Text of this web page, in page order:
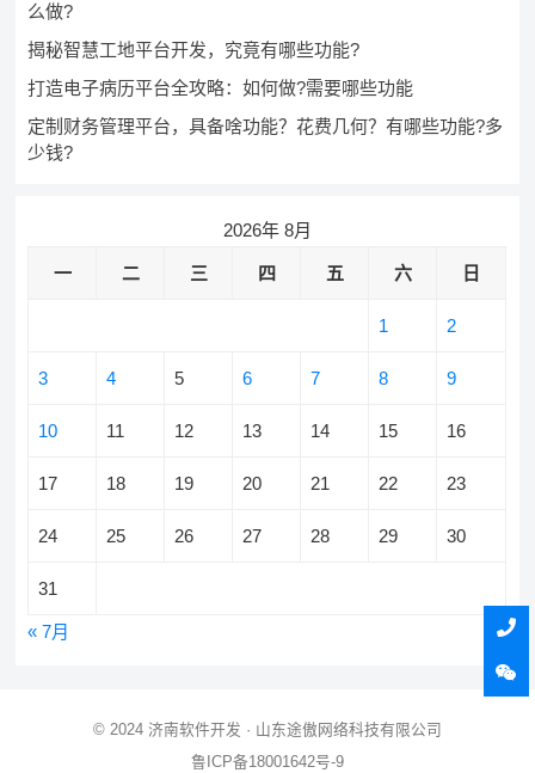
么做?
揭秘智慧工地平台开发，究竟有哪些功能?
打造电子病历平台全攻略：如何做?需要哪些功能
定制财务管理平台，具备啥功能？花费几何？有哪些功能?多
少钱?
2026年 8月
一 二 三 四 五 六 日
1 2
3 4 5 6 7 8 9
10 11 12 13 14 15 16
17 18 19 20 21 22 23
24 25 26 27 28 29 30
31
« 7月
© 2024 济南软件开发 · 山东途傲网络科技有限公司
鲁ICP备18001642号-9